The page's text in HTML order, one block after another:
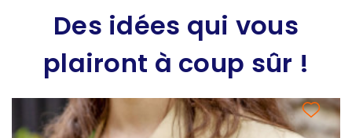
Des idées qui vous
plairont à coup sûr !